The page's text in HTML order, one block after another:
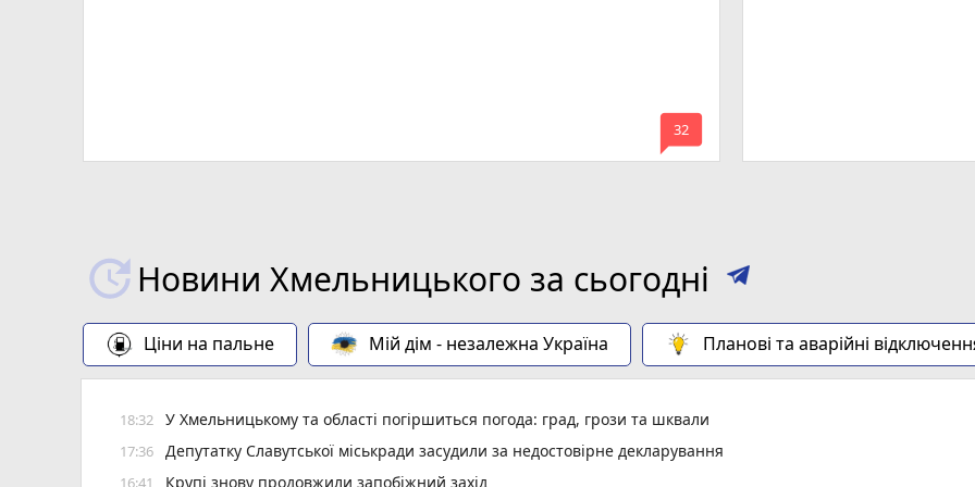
mode_comment
32
Новини Хмельницького за сьогодні
Ціни на пальне Мій дім - незалежна Україна Планові та аварійні
18:32 У Хмельницькому та області погіршиться погода: град, грози та шквали
17:36 Депутатку Славутської міськради засудили за недостовірне декларування
Крупі знову продовжили запобіжний захід